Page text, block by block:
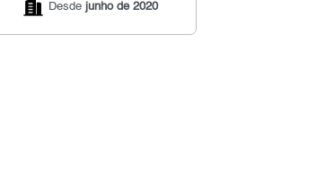
Desde junho de 2020